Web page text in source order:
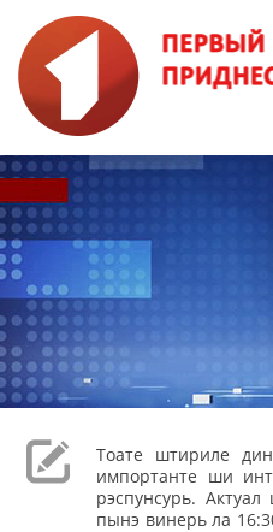
Тоате штириле
импортанте ши
рэспунсурь.
пынэ винерь ла